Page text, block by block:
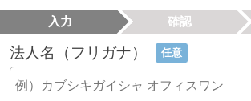
入力 確認
法人名（フリガナ） 任意